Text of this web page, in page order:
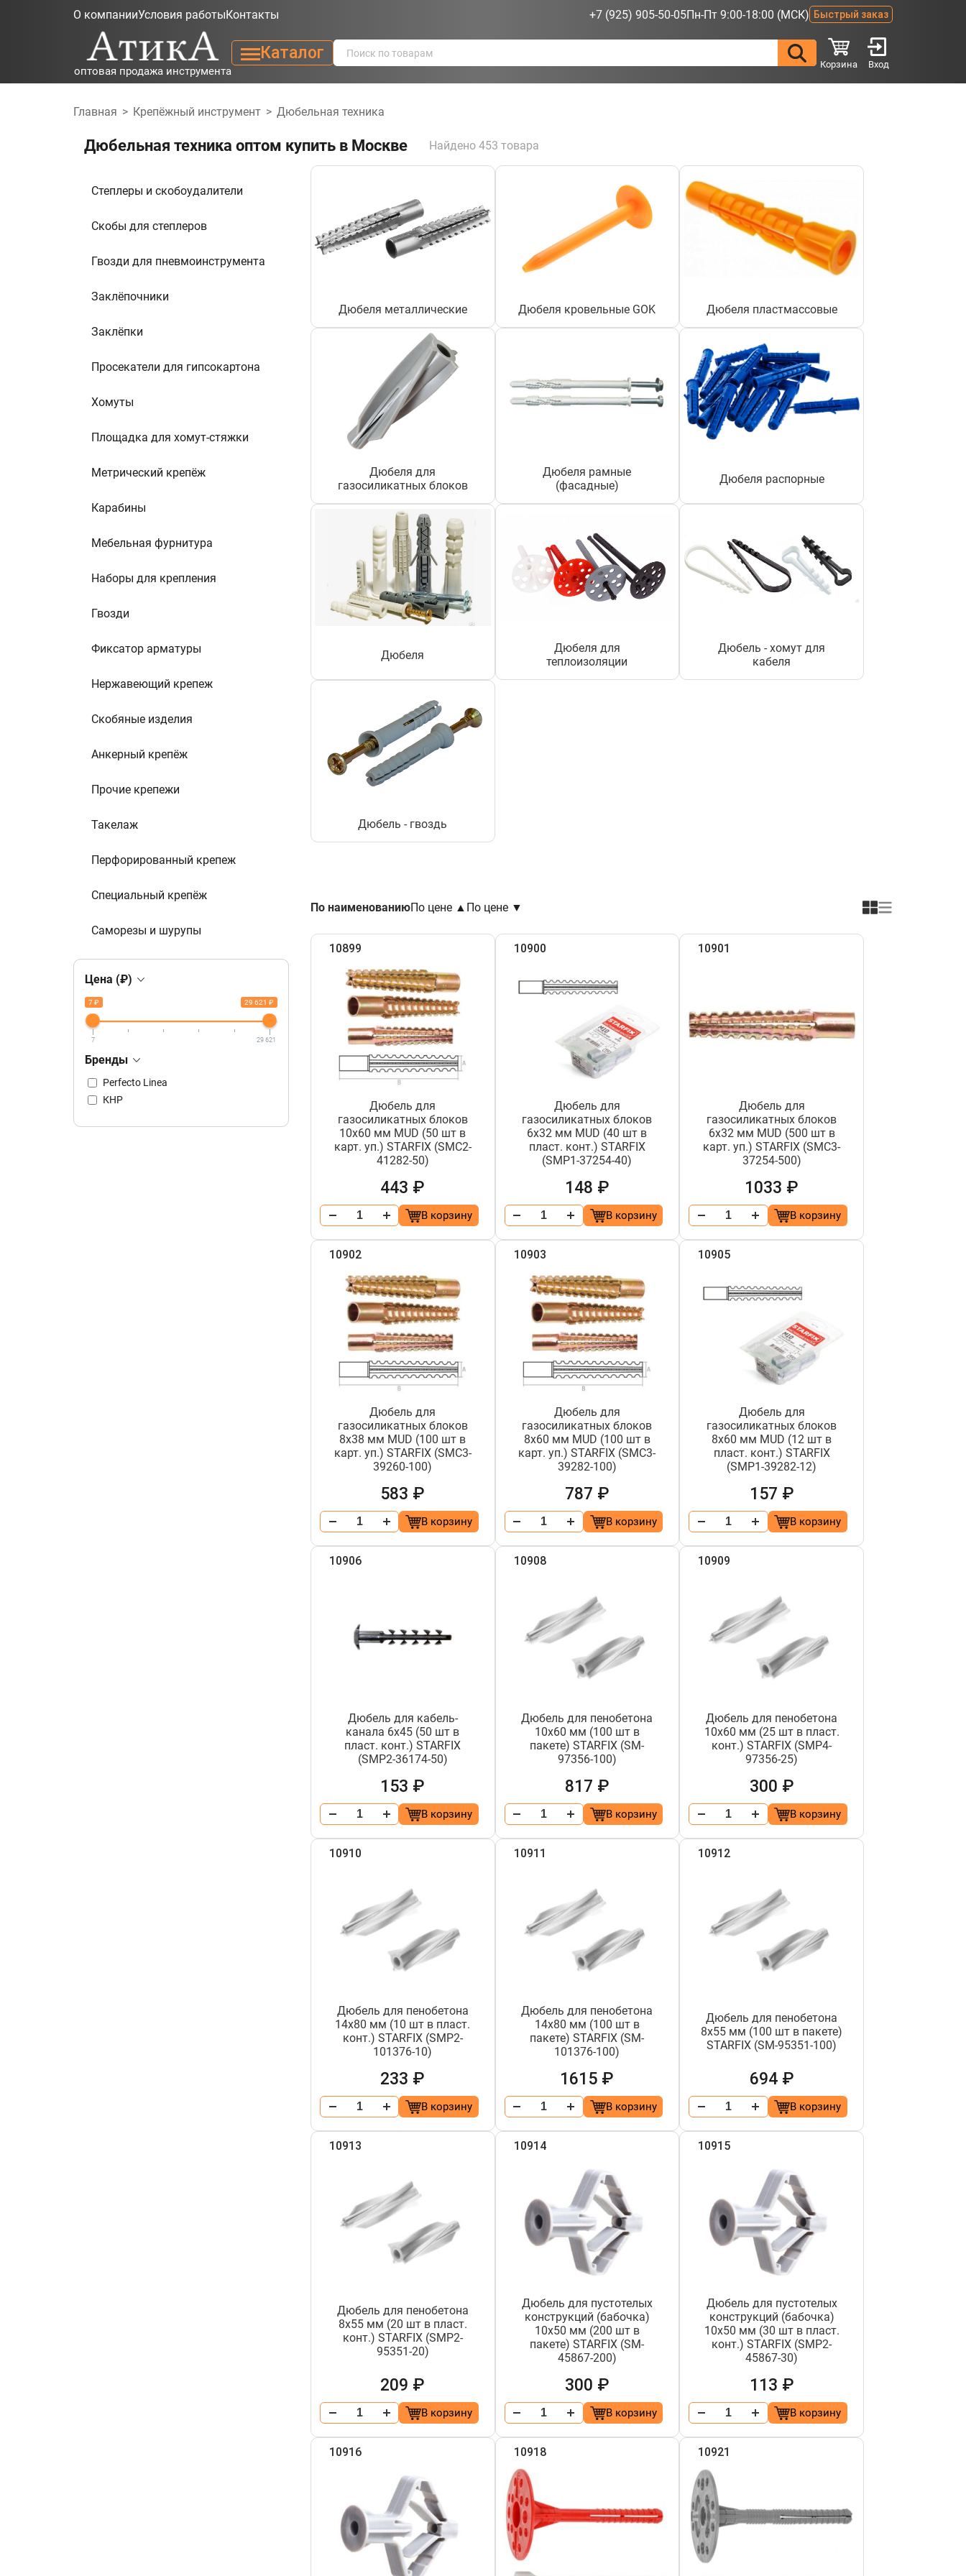
О компанииУсловия работыКонтакты +7 (925) 905-50-05Пн-Пт 9:00-18:00 (МСК) Быстрый заказ
оптовая продажа инструмента
Каталог
Корзина Вход
Главная > Крепёжный инструмент > Дюбельная техника
Дюбельная техника оптом купить в Москве Найдено 453 товара
Степлеры и скобоудалители
Скобы для степлеров
Гвозди для пневмоинструмента
Заклёпочники
Заклёпки
Просекатели для гипсокартона
Хомуты
Площадка для хомут-стяжки
Метрический крепёж
Карабины
Мебельная фурнитура
Наборы для крепления
Гвозди
Фиксатор арматуры
Нержавеющий крепеж
Скобяные изделия
Анкерный крепёж
Прочие крепежи
Такелаж
Перфорированный крепеж
Специальный крепёж
Саморезы и шурупы
Цена (₽)
7 ₽ 29 621 ₽
7 29 621
Бренды
Perfecto Linea
КНР
Дюбеля металлические Дюбеля кровельные GOK Дюбеля пластмассовые
Дюбеля для
газосиликатных блоков
Дюбеля рамные
(фасадные)
Дюбеля распорные
Дюбеля
Дюбеля для
теплоизоляции
Дюбель - хомут для
кабеля
Дюбель - гвоздь
По наименованиюПо цене ▲ По цене ▼
10899
Дюбель для
газосиликатных блоков
10х60 мм MUD (50 шт в
карт. уп.) STARFIX (SMC2-
41282-50)
443 ₽
В корзину
10900
Дюбель для
газосиликатных блоков
6х32 мм MUD (40 шт в
пласт. конт.) STARFIX
(SMP1-37254-40)
148 ₽
В корзину
10901
Дюбель для
газосиликатных блоков
6х32 мм MUD (500 шт в
карт. уп.) STARFIX (SMC3-
37254-500)
1033 ₽
В корзину
10902
Дюбель для
газосиликатных блоков
8х38 мм MUD (100 шт в
карт. уп.) STARFIX (SMC3-
39260-100)
583 ₽
В корзину
10903
Дюбель для
газосиликатных блоков
8х60 мм MUD (100 шт в
карт. уп.) STARFIX (SMC3-
39282-100)
787 ₽
В корзину
10905
Дюбель для
газосиликатных блоков
8х60 мм MUD (12 шт в
пласт. конт.) STARFIX
(SMP1-39282-12)
157 ₽
В корзину
10906
Дюбель для кабель-
канала 6х45 (50 шт в
пласт. конт.) STARFIX
(SMP2-36174-50)
153 ₽
В корзину
10908
Дюбель для пенобетона
10х60 мм (100 шт в
пакете) STARFIX (SM-
97356-100)
817 ₽
В корзину
10909
Дюбель для пенобетона
10х60 мм (25 шт в пласт.
конт.) STARFIX (SMP4-
97356-25)
300 ₽
В корзину
10910
Дюбель для пенобетона
14х80 мм (10 шт в пласт.
конт.) STARFIX (SMP2-
101376-10)
233 ₽
В корзину
10911
Дюбель для пенобетона
14х80 мм (100 шт в
пакете) STARFIX (SM-
101376-100)
1615 ₽
В корзину
10912
Дюбель для пенобетона
8х55 мм (100 шт в пакете)
STARFIX (SM-95351-100)
694 ₽
В корзину
10913
Дюбель для пенобетона
8х55 мм (20 шт в пласт.
конт.) STARFIX (SMP2-
95351-20)
209 ₽
В корзину
10914
Дюбель для пустотелых
конструкций (бабочка)
10х50 мм (200 шт в
пакете) STARFIX (SM-
45867-200)
300 ₽
В корзину
10915
Дюбель для пустотелых
конструкций (бабочка)
10х50 мм (30 шт в пласт.
конт.) STARFIX (SMP2-
45867-30)
113 ₽
В корзину
10916 10918 10921